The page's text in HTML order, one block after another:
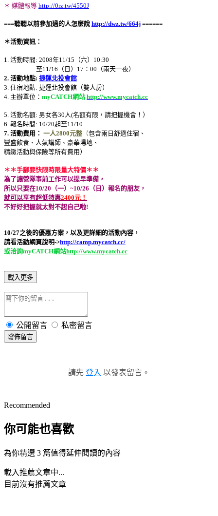
＊ 媒體報導 http://0rz.tw/4550J
===聽聽以前參加過的人怎麼說 http://dwz.tw/664j ======
＊活動資訊：
1. 活動時間: 2008年11/15（六）10:30
至11/16（日）17：00（兩天一夜）
2. 活動地點: 捷運北投會館
3. 住宿地點: 捷運北投會館（雙人房）
4. 主辦單位： myCATCH網站 http://www.mycatch.cc
5. 活動名額: 男女各30人(名額有限，請把握機會！）
6. 報名時間: 10/20起至11/10
7. 活動費用： 一人2800元整 （包含兩日舒適住宿、
豐盛飲食、人氣講師、豪華場地、
精緻活動與保險等所有費用）
＊＊手腳要快限時限量大特價＊＊
為了讓營隊事前工作可以提早準備，
所以只要在10/20（一）~10/26（日）報名的朋友，
就可以享有超低特惠2400元！
不好好把握就太對不起自己啦!
10/27之後的優惠方案，以及更詳細的活動內容，
請看活動網頁說明->http://camp.mycatch.cc/
或洽詢myCATCH網站http://www.mycatch.cc
載入更多
公開留言 私密留言
發佈留言
請先 登入 以發表留言。
Recommended
你可能也喜歡
為你精選 3 篇值得延伸閱讀的內容
載入推薦文章中...
目前沒有推薦文章